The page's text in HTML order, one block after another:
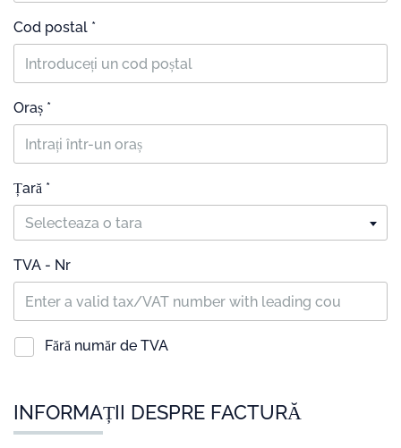
Cod postal *
Oraș *
Țară *
Selecteaza o tara
TVA - Nr
Fără număr de TVA
INFORMAȚII DESPRE FACTURĂ